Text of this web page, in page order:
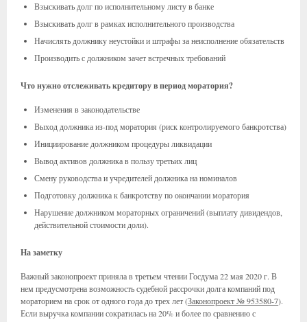
Взыскивать долг по исполнительному листу в банке
Взыскивать долг в рамках исполнительного производства
Начислять должнику неустойки и штрафы за неисполнение обязательств
Производить с должником зачет встречных требований
Что нужно отслеживать кредитору в период моратория?
Изменения в законодательстве
Выход должника из-под моратория (риск контролируемого банкротства)
Инициирование должником процедуры ликвидации
Вывод активов должника в пользу третьих лиц
Смену руководства и учредителей должника на номиналов
Подготовку должника к банкротству по окончании моратория
Нарушение должником мораторных ограничений (выплату дивидендов,
действительной стоимости доли).
На заметку
Важный законопроект приняла в третьем чтении Госдума 22 мая 2020 г. В
нем предусмотрена возможность судебной рассрочки долга компаний под
мораторием на срок от одного года до трех лет (Законопроект № 953580-7).
Если выручка компании сократилась на 20% и более по сравнению с